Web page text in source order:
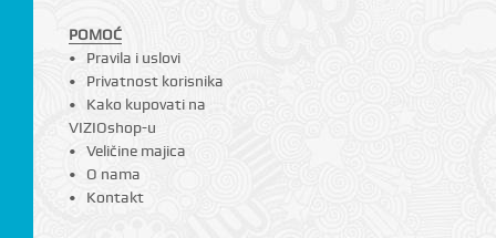
POMOĆ
Pravila i uslovi
Privatnost korisnika
Kako kupovati na
VIZIOshop-u
Veličine majica
O nama
Kontakt